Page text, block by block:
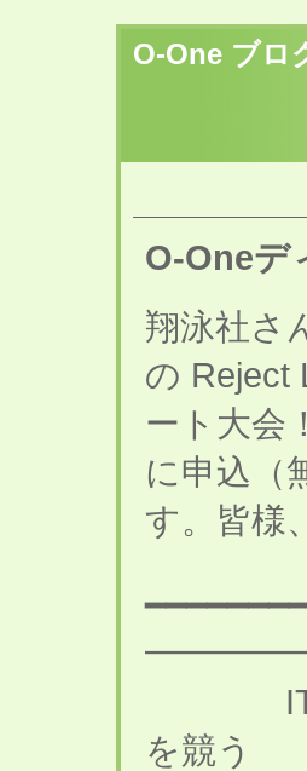
O-One ブロ
O-Oneデ
翔泳社さ
の Reject
ート大会
に申込（
す。皆様
IT技術
を競う